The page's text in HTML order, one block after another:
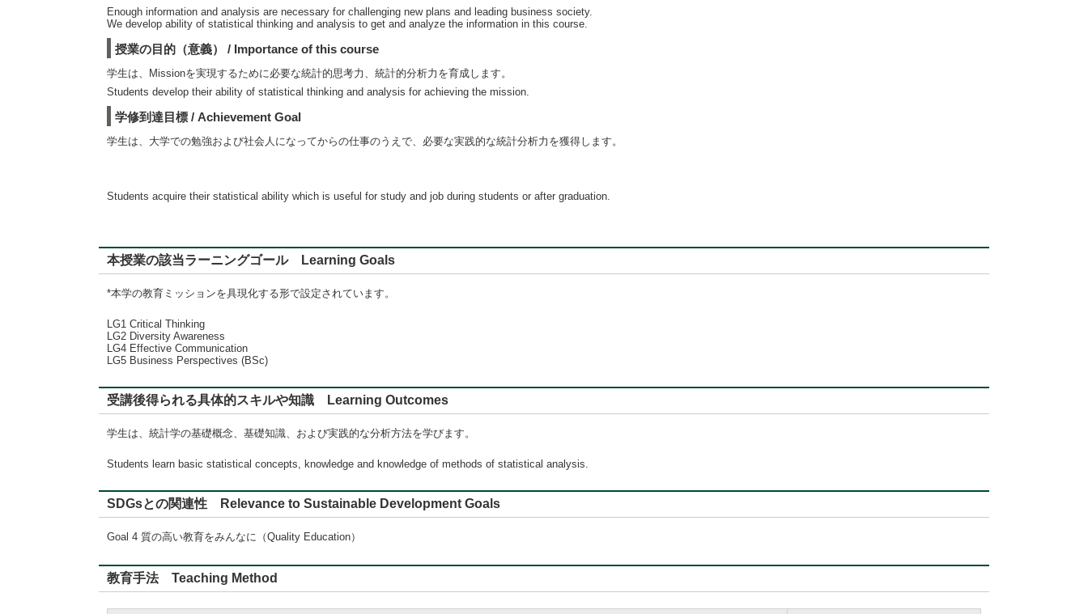
Enough information and analysis are necessary for challenging new plans and leading business society.
We develop ability of statistical thinking and analysis to get and analyze the information in this course.
授業の目的（意義） / Importance of this course
学生は、Missionを実現するために必要な統計的思考力、統計的分析力を育成します。
Students develop their ability of statistical thinking and analysis for achieving the mission.
学修到達目標 / Achievement Goal
学生は、大学での勉強および社会人になってからの仕事のうえで、必要な実践的な統計分析力を獲得します。
Students acquire their statistical ability which is useful for study and job during students or after graduation.
本授業の該当ラーニングゴール Learning Goals
*本学の教育ミッションを具現化する形で設定されています。
LG1 Critical Thinking
LG2 Diversity Awareness
LG4 Effective Communication
LG5 Business Perspectives (BSc)
受講後得られる具体的スキルや知識 Learning Outcomes
学生は、統計学の基礎概念、基礎知識、および実践的な分析方法を学びます。
Students learn basic statistical concepts, knowledge and knowledge of methods of statistical analysis.
SDGsとの関連性 Relevance to Sustainable Development Goals
Goal 4 質の高い教育をみんなに（Quality Education）
教育手法 Teaching Method